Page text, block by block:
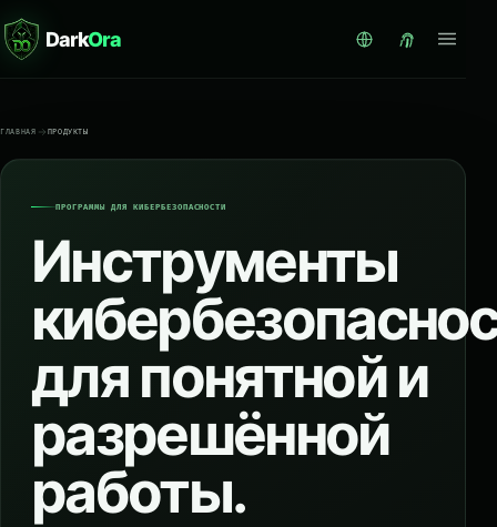
DarkOra
ГЛАВНАЯ ПРОДУКТЫ
ПРОГРАММЫ ДЛЯ КИБЕРБЕЗОПАСНОСТИ
Инструменты
для понятной и
разрешённой
работы.